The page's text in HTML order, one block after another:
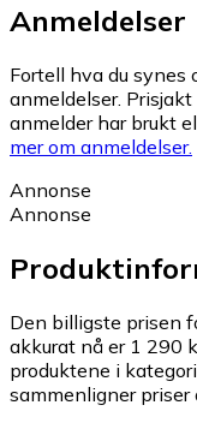
Anmeldelser
Fortell hva du synes
anmeldelser.
anmelder har brukt
mer om anmeldelser.
Annonse
Annonse
Den billigste prisen
akkurat nå er 1 290
produktene i
sammenligner priser